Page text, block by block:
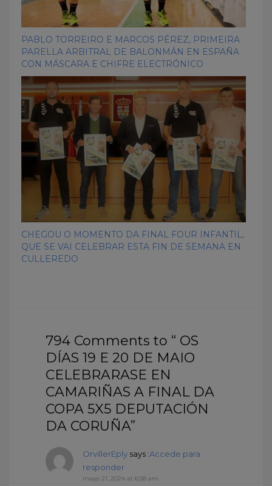
PABLO TORREIRO E MARCOS PÉREZ, PRIMEIRA
PARELLA ARBITRAL DE BALONMÁN EN ESPAÑA
CON MÁSCARA E CHIFRE ELECTRÓNICO
CHEGOU O MOMENTO DA FINAL FOUR INFANTIL,
QUE SE VAI CELEBRAR ESTA FIN DE SEMANA EN
CULLEREDO
794 Comments to “ OS
DÍAS 19 E 20 DE MAIO
CELEBRARASE EN
CAMARIÑAS A FINAL DA
COPA 5X5 DEPUTACIÓN
DA CORUÑA”
OrvillerEply says :Accede para
responder
mayo 21, 2024 at 6:58 am